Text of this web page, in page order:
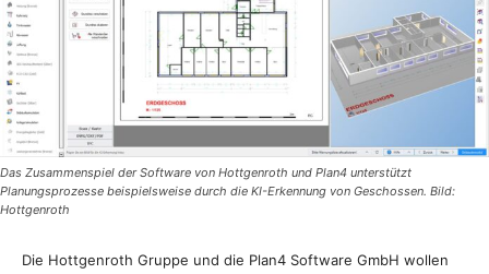
Das Zusammenspiel der Software von Hottgenroth und Plan4 unterstützt
Planungsprozesse beispielsweise durch die KI-Erkennung von Geschossen. Bild:
Hottgenroth
Die Hottgenroth Gruppe und die Plan4 Software GmbH wollen